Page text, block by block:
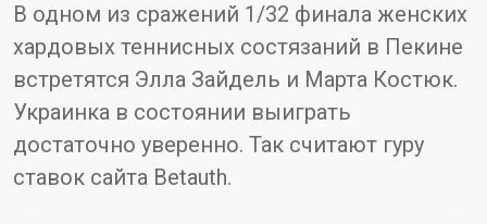
В одном из сражений 1/32 финала женских
хардовых теннисных состязаний в Пекине
встретятся Элла Зайдель и Марта Костюк.
Украинка в состоянии выиграть
достаточно уверенно. Так считают гуру
ставок сайта Betauth.